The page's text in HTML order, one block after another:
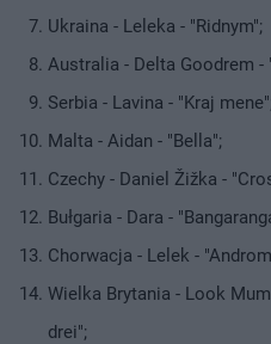
Ukraina - Leleka - "Ridnym";
Australia - Delta Goodrem -
Serbia - Lavina - "Kraj mene";
Malta - Aidan - "Bella";
Czechy - Daniel Žižka -
Bułgaria - Dara -
Chorwacja - Lelek -
Wielka Brytania - Look
drei";